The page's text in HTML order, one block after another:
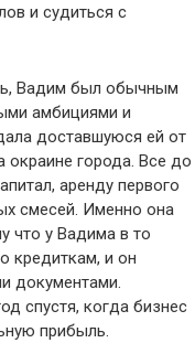
и судиться с
Вадим был обычным
амбициями и
доставшуюся ей от
окраине города. Все до
аренду первого
смесей. Именно она
что у Вадима в то
кредиткам, и он
документами.
спустя, когда бизнес
прибыль.